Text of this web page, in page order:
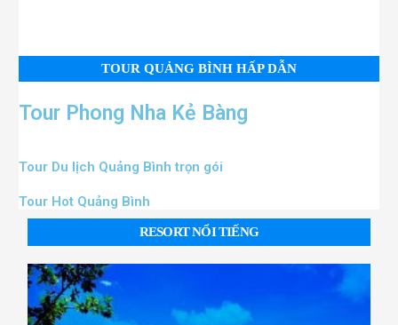
TOUR QUẢNG BÌNH HẤP DẪN
Tour Phong Nha Kẻ Bàng
Tour Du lịch Quảng Bình trọn gói
Tour Hot Quảng Bình
RESORT NỔI TIẾNG